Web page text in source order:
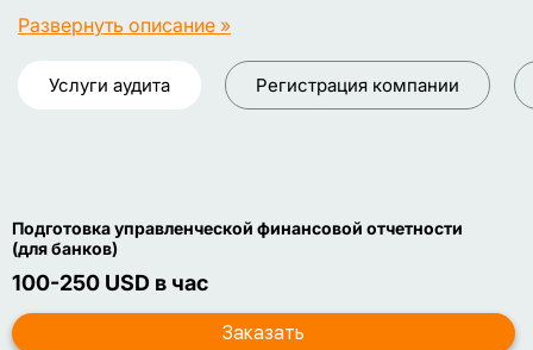
Развернуть описание »
Регистрация компании
Услуги аудита
Подготовка управленческой финансовой отчетности
(для банков)
100-250 USD в час